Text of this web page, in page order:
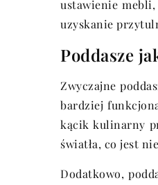
ustawienie
uzyskanie
Poddasze
Zwyczajne
bardziej
kącik kulinarny
światła, co jest
Dodatkowo,